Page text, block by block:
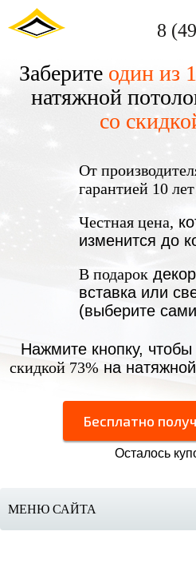
8
Заберите один из
натяжной
со
От
гарантией 10
Честная цена,
изменится до
В подарок
вставка или
(выберите
Нажмите кнопку, чтобы
скидкой 73% на
Бесплатно
Осталось
МЕНЮ САЙТА